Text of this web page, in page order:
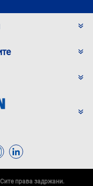
права задржани.